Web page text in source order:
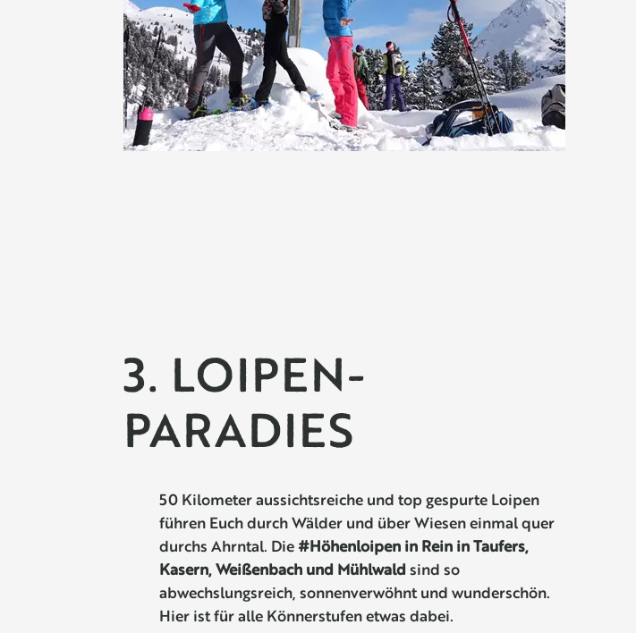
3. LOIPEN-
PARADIES
50 Kilometer aussichtsreiche und top gespurte Loipen
führen Euch durch Wälder und über Wiesen einmal quer
durchs Ahrntal. Die#Höhenloipen in Rein in Taufers,
Kasern, Weißenbach und Mühlwaldsind so
abwechslungsreich, sonnenverwöhnt und wunderschön.
Hier ist für alle Könnerstufen etwas dabei.